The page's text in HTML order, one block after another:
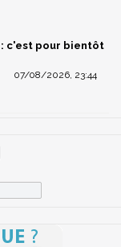
: c'est pour bientôt
07/08/2026, 23:44